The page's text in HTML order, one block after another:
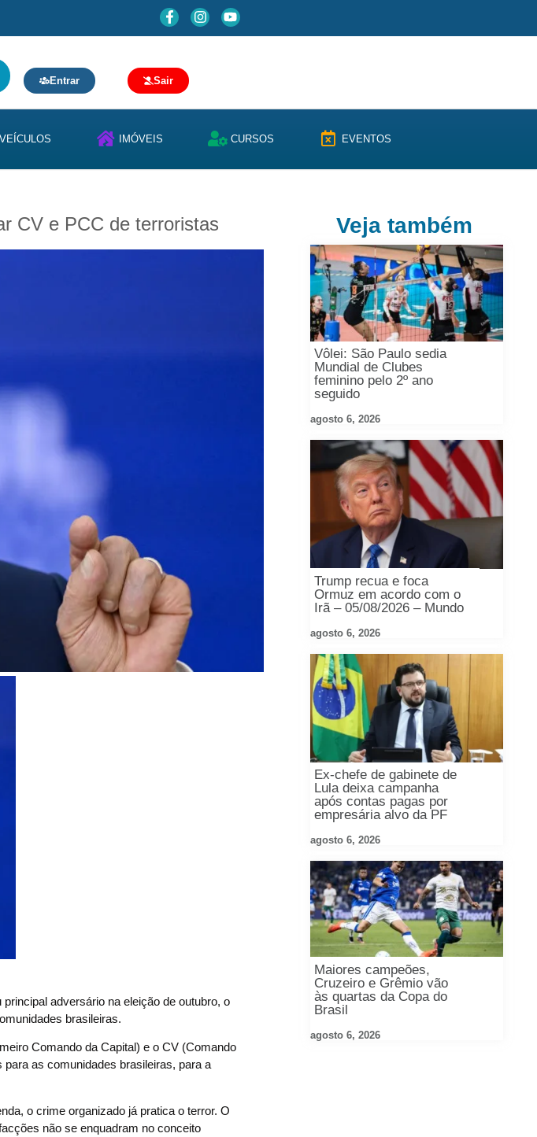
Entrar Sair
VEÍCULOS IMÓVEIS CURSOS EVENTOS
CV e PCC de terroristas
adversário na eleição de outubro, o
brasileiras.
Comando da Capital) e o CV (Comando
as comunidades brasileiras, para a
o crime organizado já pratica o terror. O
não se enquadram no conceito
Veja também
Vôlei: São Paulo sedia
Mundial de Clubes
feminino pelo 2º ano
seguido
agosto 6, 2026
Trump recua e foca
Ormuz em acordo com o
Irã – 05/08/2026 – Mundo
agosto 6, 2026
Ex-chefe de gabinete de
Lula deixa campanha
após contas pagas por
empresária alvo da PF
agosto 6, 2026
Maiores campeões,
Cruzeiro e Grêmio vão
às quartas da Copa do
Brasil
agosto 6, 2026